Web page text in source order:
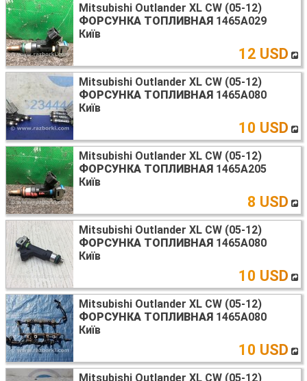
Mitsubishi Outlander XL CW (05-12)
ФОРСУНКА ТОПЛИВНАЯ 1465A029
Київ
12 USD
Mitsubishi Outlander XL CW (05-12)
ФОРСУНКА ТОПЛИВНАЯ 1465A080
Київ
10 USD
Mitsubishi Outlander XL CW (05-12)
ФОРСУНКА ТОПЛИВНАЯ 1465A205
Київ
8 USD
Mitsubishi Outlander XL CW (05-12)
ФОРСУНКА ТОПЛИВНАЯ 1465A080
Київ
10 USD
Mitsubishi Outlander XL CW (05-12)
ФОРСУНКА ТОПЛИВНАЯ 1465A080
Київ
10 USD
Mitsubishi Outlander XL CW (05-12)